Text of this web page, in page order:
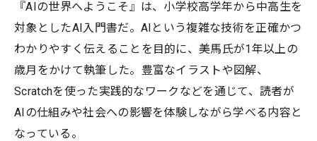
『AIの世界へようこそ』は、小学校高学年から中高生を
対象としたAI入門書だ。AIという複雑な技術を正確かつ
わかりやすく伝えることを目的に、美馬氏が1年以上の
歳月をかけて執筆した。豊富なイラストや図解、
Scratchを使った実践的なワークなどを通じて、読者が
AIの仕組みや社会への影響を体験しながら学べる内容と
なっている。